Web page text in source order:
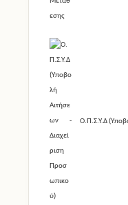
Ο.Π.Σ.Υ.Δ